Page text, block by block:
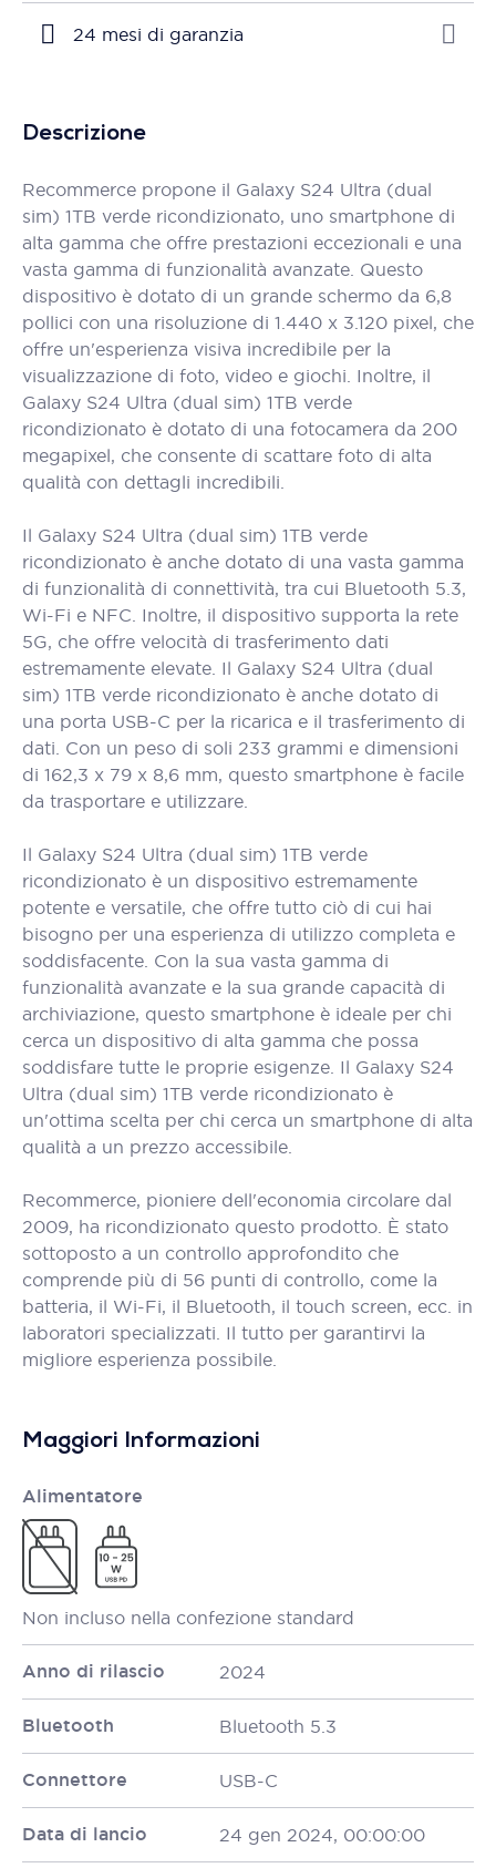
24 mesi di garanzia
Descrizione
Recommerce propone il Galaxy S24 Ultra (dual
sim) 1TB verde ricondizionato, uno smartphone di
alta gamma che offre prestazioni eccezionali e una
vasta gamma di funzionalità avanzate. Questo
dispositivo è dotato di un grande schermo da 6,8
pollici con una risoluzione di 1.440 x 3.120 pixel, che
offre un'esperienza visiva incredibile per la
visualizzazione di foto, video e giochi. Inoltre, il
Galaxy S24 Ultra (dual sim) 1TB verde
ricondizionato è dotato di una fotocamera da 200
megapixel, che consente di scattare foto di alta
qualità con dettagli incredibili.
Il Galaxy S24 Ultra (dual sim) 1TB verde
ricondizionato è anche dotato di una vasta gamma
di funzionalità di connettività, tra cui Bluetooth 5.3,
Wi-Fi e NFC. Inoltre, il dispositivo supporta la rete
5G, che offre velocità di trasferimento dati
estremamente elevate. Il Galaxy S24 Ultra (dual
sim) 1TB verde ricondizionato è anche dotato di
una porta USB-C per la ricarica e il trasferimento di
dati. Con un peso di soli 233 grammi e dimensioni
di 162,3 x 79 x 8,6 mm, questo smartphone è facile
da trasportare e utilizzare.
Il Galaxy S24 Ultra (dual sim) 1TB verde
ricondizionato è un dispositivo estremamente
potente e versatile, che offre tutto ciò di cui hai
bisogno per una esperienza di utilizzo completa e
soddisfacente. Con la sua vasta gamma di
funzionalità avanzate e la sua grande capacità di
archiviazione, questo smartphone è ideale per chi
cerca un dispositivo di alta gamma che possa
soddisfare tutte le proprie esigenze. Il Galaxy S24
Ultra (dual sim) 1TB verde ricondizionato è
un'ottima scelta per chi cerca un smartphone di alta
qualità a un prezzo accessibile.
Recommerce, pioniere dell'economia circolare dal
2009, ha ricondizionato questo prodotto. È stato
sottoposto a un controllo approfondito che
comprende più di 56 punti di controllo, come la
batteria, il Wi-Fi, il Bluetooth, il touch screen, ecc. in
laboratori specializzati. Il tutto per garantirvi la
migliore esperienza possibile.
Maggiori Informazioni
Alimentatore
Non incluso nella confezione standard
Anno di rilascio 2024
Bluetooth Bluetooth 5.3
Connettore USB-C
Data di lancio 24 gen 2024, 00:00:00